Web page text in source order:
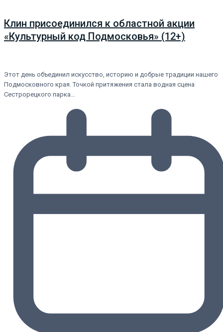
Клин присоединился к областной акции
«Культурный код Подмосковья» (12+)
Этот день объединил искусство, историю и добрые традиции нашего
Подмосковного края. Точкой притяжения стала водная сцена
Сестрорецкого парка…